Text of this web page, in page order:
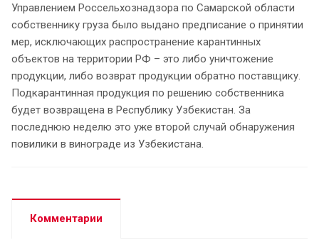
Управлением Россельхознадзора по Самарской области
собственнику груза было выдано предписание о принятии
мер, исключающих распространение карантинных
объектов на территории РФ – это либо уничтожение
продукции, либо возврат продукции обратно поставщику.
Подкарантинная продукция по решению собственника
будет возвращена в Республику Узбекистан. За
последнюю неделю это уже второй случай обнаружения
повилики в винограде из Узбекистана.
Комментарии